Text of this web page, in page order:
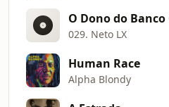
029. Neto LX
Human Race
Alpha Blondy